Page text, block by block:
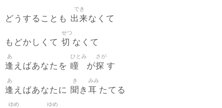
どうすることも 出来
でき
なくて
もどかしくて 切
せつ
なくて
逢
あ
えばあなたを 瞳
ひとみ
が探
さが
す
逢
あ
えばあなたに 聞
き
き 耳
みみ
たてる
ゆめ ゆめ